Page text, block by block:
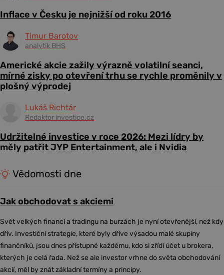
Inflace v Česku je nejnižší od roku 2016
Timur Barotov
analytik BHS
Americké akcie zažily výrazně volatilní seanci,
mírné zisky po otevření trhu se rychle proměnily v
plošný výprodej
Lukáš Richtár
Redaktor investice.cz
Udržitelné investice v roce 2026: Mezi lídry by
měly patřit JYP Entertainment, ale i Nvidia
Vědomosti dne
Jak obchodovat s akciemi
Svět velkých financí a tradingu na burzách je nyní otevřenější, než kdy
dřív. Investiční strategie, které byly dříve výsadou malé skupiny
finančníků, jsou dnes přístupné každému, kdo si zřídí účet u brokera,
kterých je celá řada. Než se ale investor vrhne do světa obchodování
akcií, měl by znát základní termíny a principy.